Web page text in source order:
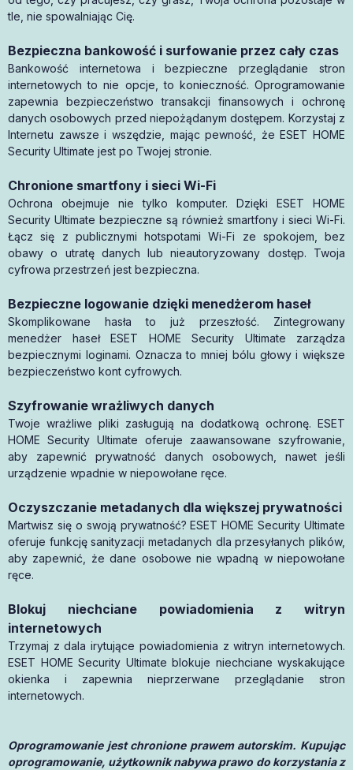
tle, nie spowalniając Cię.
Bezpieczna bankowość i surfowanie przez cały czas
Bankowość internetowa i bezpieczne przeglądanie stron
internetowych to nie opcje, to konieczność. Oprogramowanie
zapewnia bezpieczeństwo transakcji finansowych i ochronę
danych osobowych przed niepożądanym dostępem. Korzystaj z
Internetu zawsze i wszędzie, mając pewność, że ESET HOME
Security Ultimate jest po Twojej stronie.
Chronione smartfony i sieci Wi-Fi
Ochrona obejmuje nie tylko komputer. Dzięki ESET HOME
Security Ultimate bezpieczne są również smartfony i sieci Wi-Fi.
Łącz się z publicznymi hotspotami Wi-Fi ze spokojem, bez
obawy o utratę danych lub nieautoryzowany dostęp. Twoja
cyfrowa przestrzeń jest bezpieczna.
Bezpieczne logowanie dzięki menedżerom haseł
Skomplikowane hasła to już przeszłość. Zintegrowany
menedżer haseł ESET HOME Security Ultimate zarządza
bezpiecznymi loginami. Oznacza to mniej bólu głowy i większe
bezpieczeństwo kont cyfrowych.
Szyfrowanie wrażliwych danych
Twoje wrażliwe pliki zasługują na dodatkową ochronę. ESET
HOME Security Ultimate oferuje zaawansowane szyfrowanie,
aby zapewnić prywatność danych osobowych, nawet jeśli
urządzenie wpadnie w niepowołane ręce.
Oczyszczanie metadanych dla większej prywatności
Martwisz się o swoją prywatność? ESET HOME Security Ultimate
oferuje funkcję sanityzacji metadanych dla przesyłanych plików,
aby zapewnić, że dane osobowe nie wpadną w niepowołane
ręce.
Blokuj niechciane powiadomienia z witryn
internetowych
Trzymaj z dala irytujące powiadomienia z witryn internetowych.
ESET HOME Security Ultimate blokuje niechciane wyskakujące
okienka i zapewnia nieprzerwane przeglądanie stron
internetowych.
Oprogramowanie jest chronione prawem autorskim. Kupując
oprogramowanie, użytkownik nabywa prawo do korzystania z